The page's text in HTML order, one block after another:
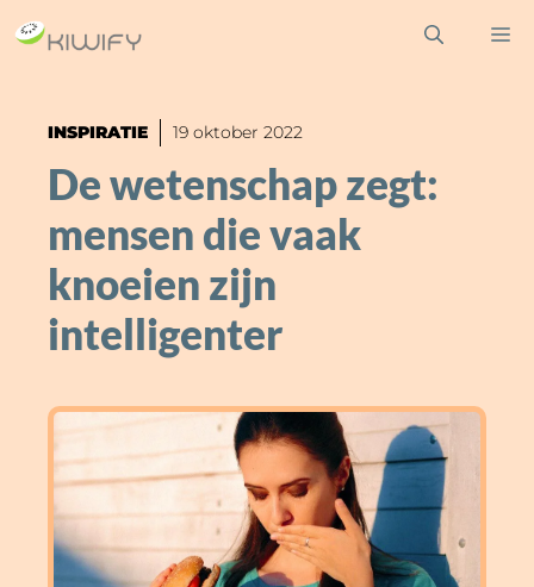
Ga
naar
inhoudINSPIRATIE 19 oktober 2022
De wetenschap zegt:
mensen die vaak
knoeien zijn
intelligenter